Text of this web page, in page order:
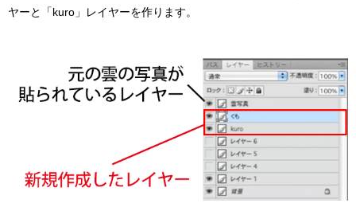
ヤーと「kuro」レイヤーを作ります。